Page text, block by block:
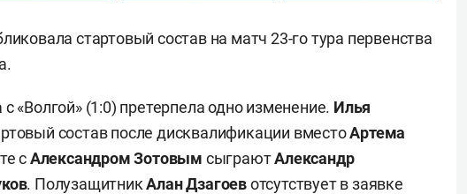
стартовый состав на матч 23-го тура первенства
«Волгой» (1:0) претерпела одно изменение. Илья
состав после дисквалификации вместоАртема
сАлександром Зотовым сыграютАлександр
. ПолузащитникАлан Дзагоевотсутствует в заявке